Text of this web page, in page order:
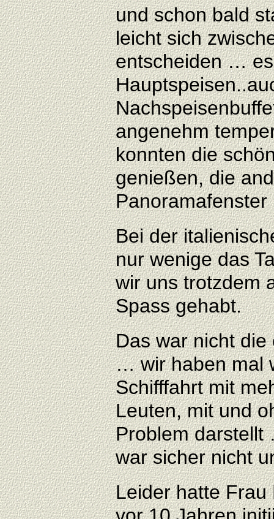
und schon bald
leicht sich
entscheiden …
angenehm
konnten die
genießen, die
Bei der
nur wenige das
wir uns trotzdem
Spass gehabt.
Das war nicht die
… wir haben mal
Schifffahrt mit
Leuten, mit und
Problem
war sicher nicht
Leider hatte Frau